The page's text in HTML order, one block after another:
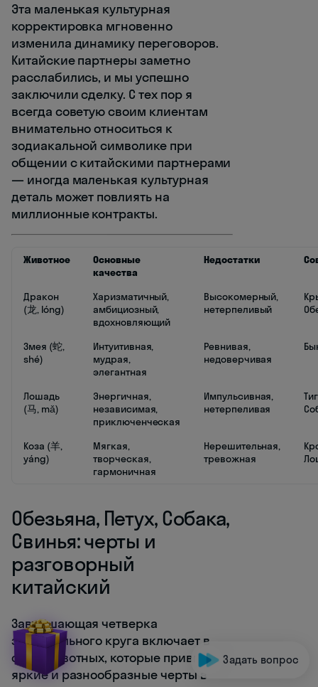
Эта маленькая культурная
корректировка мгновенно
изменила динамику переговоров.
Китайские партнеры заметно
расслабились, и мы успешно
заключили сделку. С тех пор я
всегда советую своим клиентам
внимательно относиться к
зодиакальной символике при
общении с китайскими партнерами
— иногда маленькая культурная
деталь может повлиять на
миллионные контракты.
Животное
Основные
качества
Недостатки
Дракон
(龙, lóng)
Харизматичный,
амбициозный,
вдохновляющий
Высокомерный,
нетерпеливый
Змея (蛇,
shé)
Интуитивная,
мудрая,
элегантная
Ревнивая,
недоверчивая
Лошадь
(马, mǎ)
Энергичная,
независимая,
приключенческая
Импульсивная,
нетерпеливая
Коза (羊,
yáng)
Мягкая,
творческая,
гармоничная
Нерешительная,
тревожная
Обезьяна, Петух, Собака,
Свинья: черты и
разговорный
китайский
Завершающая четверка
зодиакального круга включает в
себя животных, которые привносят
яркие и разнообразные черты в
Задать вопрос